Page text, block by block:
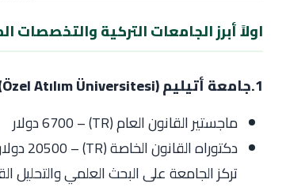
اولاً أبرز الجامعات التركية والتخصصات
1.جامعة أتيليم (Özel Atılım Üniversitesi) – خاصة
ماجستير القانون العام (TR) – 6700 دولار
دكتوراه القانون الخاصة (TR) – 20500 دولار
تركز الجامعة على البحث العلمي والتحليل